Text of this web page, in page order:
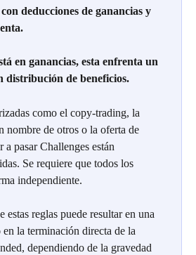
deducciones de ganancias y
en ganancias, esta enfrenta un
distribución de beneficios.
como el copy-trading, la
nombre de otros o la oferta de
a pasar Challenges están
Se requiere que todos los
independiente.
reglas puede resultar en una
la terminación directa de la
dependiendo de la gravedad